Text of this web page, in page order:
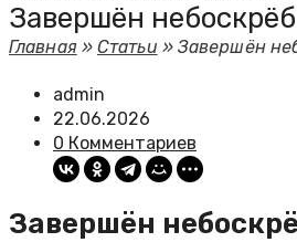
Завершён
Главная»Статьи » Завершён
admin
22.06.2026
0 Комментариев
Завершён